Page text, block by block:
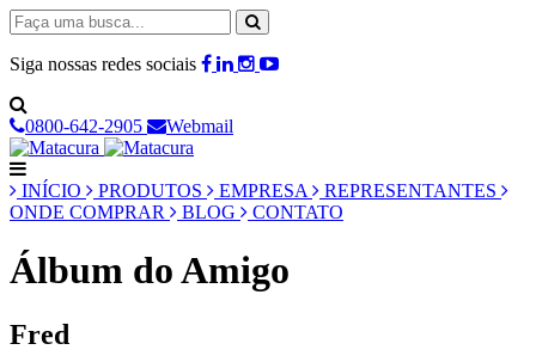
Siga nossas redes sociais
0800-642-2905 Webmail
INÍCIO PRODUTOS EMPRESA
REPRESENTANTES
ONDE COMPRAR
BLOG CONTATO
Álbum do Amigo
Fred